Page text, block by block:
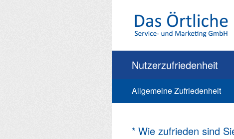
Nutzerzufriedenheit
Allgemeine Zufriedenheit
* Wie zufrieden sind
(Erforderlich.)